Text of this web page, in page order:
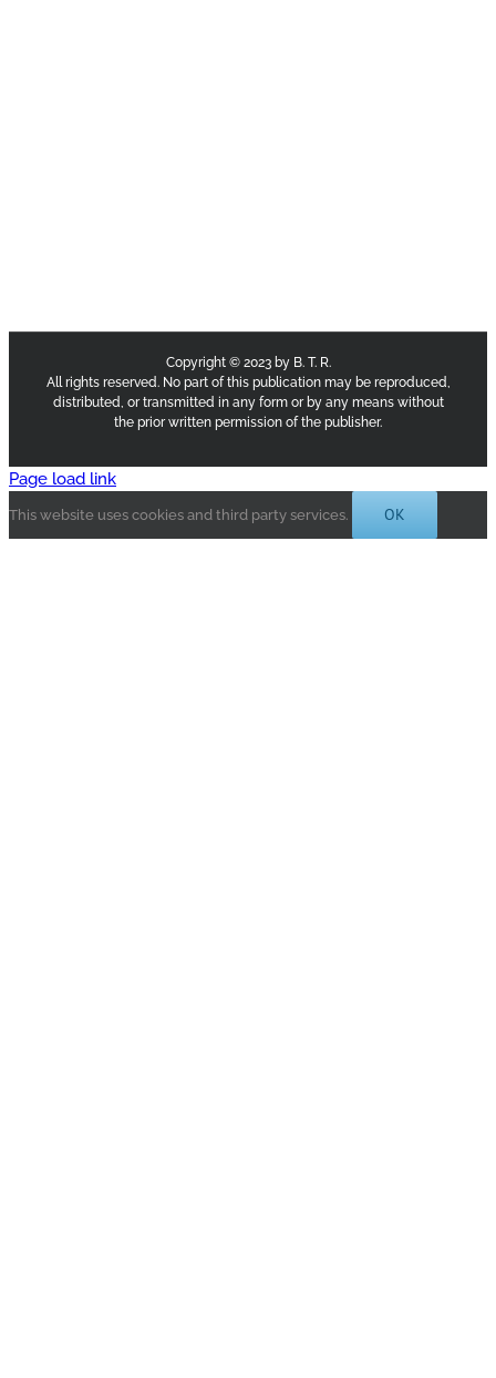
Copyright © 2023 by B. T. R.
All rights reserved. No part of this publication may be reproduced,
distributed, or transmitted in any form or by any means without
the prior written permission of the publisher.
Page load link
This website uses cookies and third party services. OK